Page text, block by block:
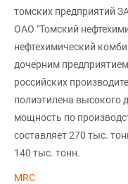
томских предприятий
ОАО "Томский
нефтехимический
дочерним
российских
полиэтилена высокого
мощность по
составляет 270 тыс.
140 тыс. тонн.
MRC